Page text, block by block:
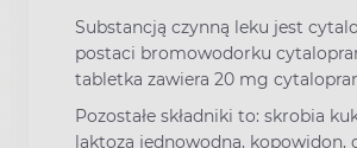
Substancją czynną leku jest
postaci bromowodorku
tabletka zawiera 20 mg
Pozostałe składniki to: skrobia
laktoza jednowodna, kopowidon,